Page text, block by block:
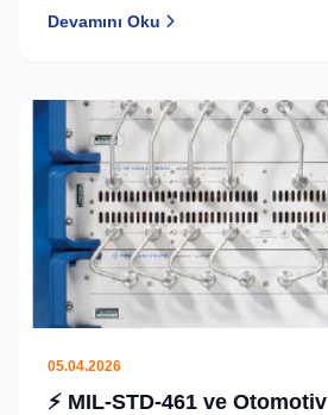
Devamını Oku
05.04.2026
⚡ MIL‑STD‑461 ve Otomotiv